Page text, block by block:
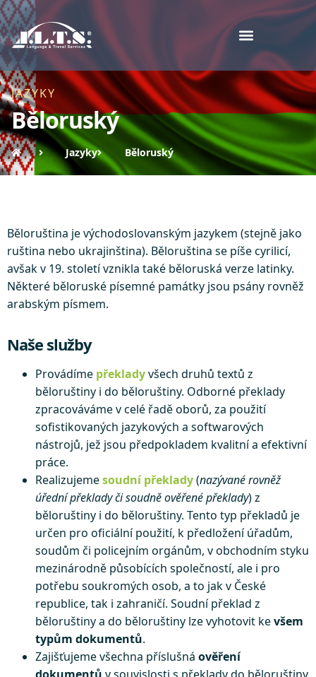
JAZYKY
Běloruský
Jazyky Běloruský
Běloruština je východoslovanským jazykem (stejně jako
ruština nebo ukrajinština). Běloruština se píše cyrilicí,
avšak v 19. století vznikla také běloruská verze latinky.
Některé běloruské písemné památky jsou psány rovněž
arabským písmem.
Naše služby
Provádíme překladyvšech druhů textů z
běloruštiny i do běloruštiny. Odborné překlady
zpracováváme v celé řadě oborů, za použití
sofistikovaných jazykových a softwarových
nástrojů, jež jsou předpokladem kvalitní a efektivní
práce.
Realizujemesoudní překlady(nazývané rovněž
úřední překlady či soudně ověřené překlady) z
běloruštiny i do běloruštiny. Tento typ překladů je
určen pro oficiální použití, k předložení úřadům,
soudům či policejním orgánům, v obchodním styku
mezinárodně působících společností, ale i pro
potřebu soukromých osob, a to jak v České
republice, tak i zahraničí. Soudní překlad z
běloruštiny a do běloruštiny lze vyhotovit kevšem
typům dokumentů.
Zajišťujeme všechna příslušná ověření